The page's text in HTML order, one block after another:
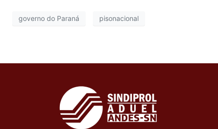
governo do Paraná pisonacional